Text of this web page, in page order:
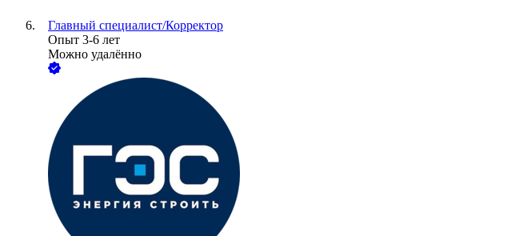
Главный специалист/Корректор
Опыт 3-6 лет
Можно удалённо